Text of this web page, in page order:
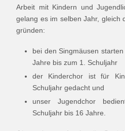
Arbeit mit Kindern und
gelang es im selben Jahr, gleich
gründen:
bei den Singmäusen
Jahre bis zum 1. Schuljahr
der Kinderchor ist für
Schuljahr gedacht und
unser Jugendchor
Schuljahr bis 16 Jahre.